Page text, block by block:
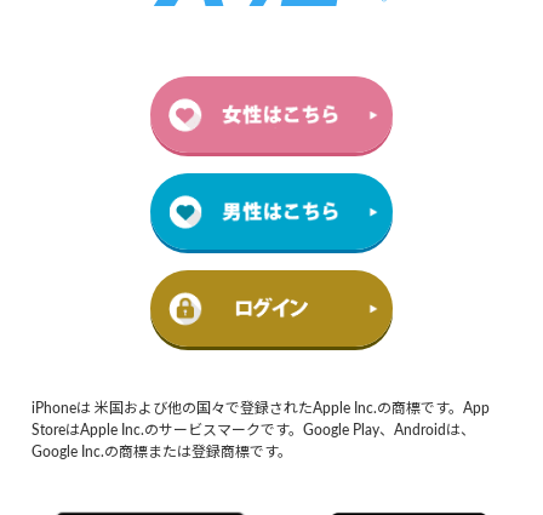
iPhoneは 米国および他の国々で登録されたApple Inc.の商標です。App
StoreはApple Inc.のサービスマークです。Google Play、Androidは、
Google Inc.の商標または登録商標です。